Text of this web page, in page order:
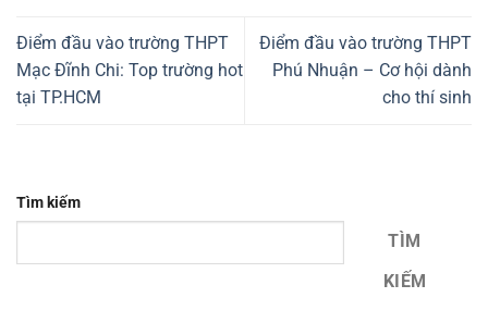
Điểm đầu vào trường THPT
Mạc Đĩnh Chi: Top trường hot
tại TP.HCM
Điểm đầu vào trường THPT
Phú Nhuận – Cơ hội dành
cho thí sinh
Tìm kiếm
TÌM
KIẾM